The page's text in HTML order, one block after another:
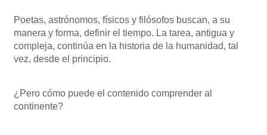
Poetas, astrónomos, físicos y filósofos buscan, a su
manera y forma, definir el tiempo. La tarea, antigua y
compleja, continúa en la historia de la humanidad, tal
vez, desde el principio.
¿Pero cómo puede el contenido comprender al
continente?